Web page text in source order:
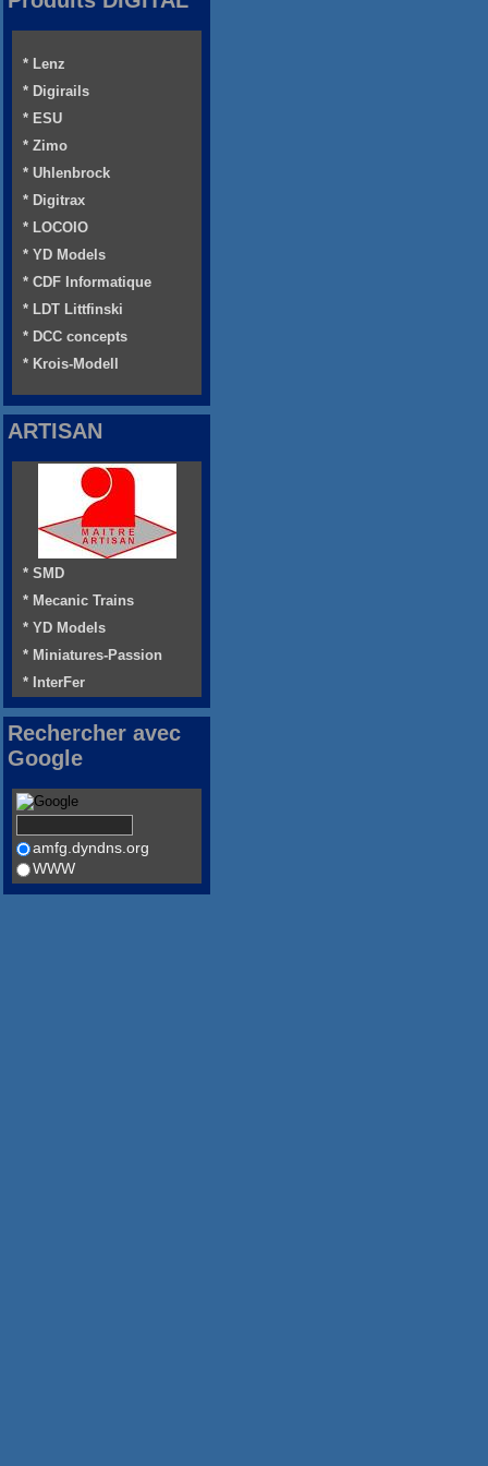
* Lenz
* Digirails
* ESU
* Zimo
* Uhlenbrock
* Digitrax
* LOCOIO
* YD Models
* CDF Informatique
* LDT Littfinski
* DCC concepts
* Krois-Modell
ARTISAN
* SMD
* Mecanic Trains
* YD Models
* Miniatures-Passion
* InterFer
Rechercher avec
Google
amfg.dyndns.org
WWW